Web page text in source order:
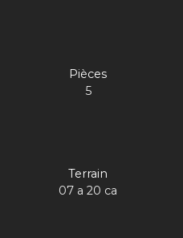
Pièces
5
Terrain
07 a 20 ca